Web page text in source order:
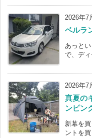
2026年7
ベルラ
あっと
で、デ
2026年7
真夏の
ンピン
新幕を
ントを